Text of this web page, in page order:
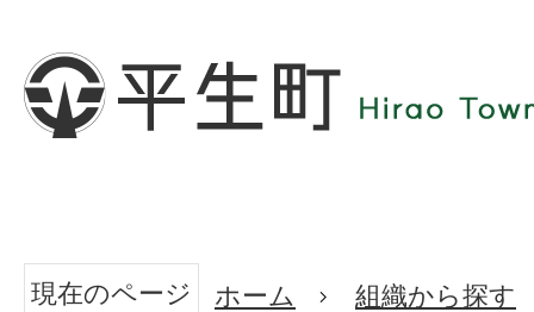
現在のページ ホーム 組織から探す